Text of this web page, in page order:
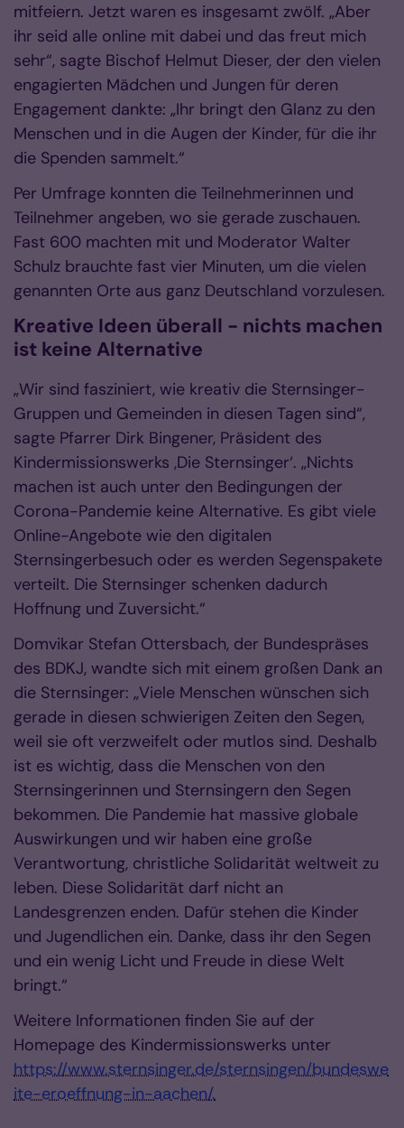
mitfeiern. Jetzt waren es insgesamt zwölf. „Aber
ihr seid alle online mit dabei und das freut mich
sehr“, sagte Bischof Helmut Dieser, der den vielen
engagierten Mädchen und Jungen für deren
Engagement dankte: „Ihr bringt den Glanz zu den
Menschen und in die Augen der Kinder, für die ihr
die Spenden sammelt.“
Per Umfrage konnten die Teilnehmerinnen und
Teilnehmer angeben, wo sie gerade zuschauen.
Fast 600 machten mit und Moderator Walter
Schulz brauchte fast vier Minuten, um die vielen
genannten Orte aus ganz Deutschland vorzulesen.
Kreative Ideen überall - nichts machen
ist keine Alternative
„Wir sind fasziniert, wie kreativ die Sternsinger-
Gruppen und Gemeinden in diesen Tagen sind“,
sagte Pfarrer Dirk Bingener, Präsident des
Kindermissionswerks ,Die Sternsinger‘. „Nichts
machen ist auch unter den Bedingungen der
Corona-Pandemie keine Alternative. Es gibt viele
Online-Angebote wie den digitalen
Sternsingerbesuch oder es werden Segenspakete
verteilt. Die Sternsinger schenken dadurch
Hoffnung und Zuversicht.“
Domvikar Stefan Ottersbach, der Bundespräses
des BDKJ, wandte sich mit einem großen Dank an
die Sternsinger: „Viele Menschen wünschen sich
gerade in diesen schwierigen Zeiten den Segen,
weil sie oft verzweifelt oder mutlos sind. Deshalb
ist es wichtig, dass die Menschen von den
Sternsingerinnen und Sternsingern den Segen
bekommen. Die Pandemie hat massive globale
Auswirkungen und wir haben eine große
Verantwortung, christliche Solidarität weltweit zu
leben. Diese Solidarität darf nicht an
Landesgrenzen enden. Dafür stehen die Kinder
und Jugendlichen ein. Danke, dass ihr den Segen
und ein wenig Licht und Freude in diese Welt
bringt.“
Weitere Informationen finden Sie auf der
Homepage des Kindermissionswerks unter
https://www.sternsinger.de/sternsingen/bundeswe
ite-eroeffnung-in-aachen/.